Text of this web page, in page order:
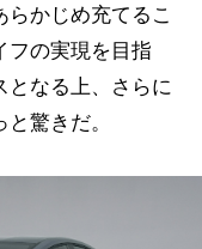
かじめ充てるこ
フの実現を目指
となる上、さらに
驚きだ。